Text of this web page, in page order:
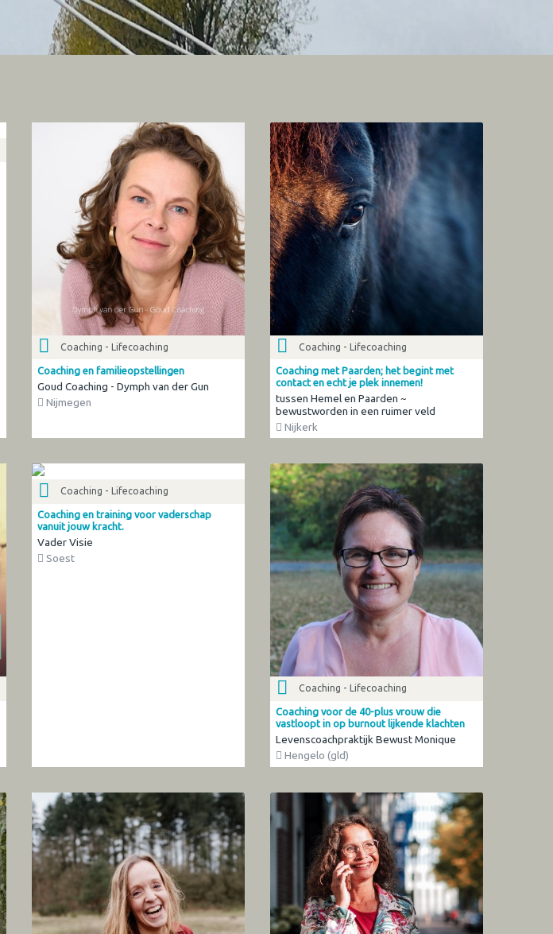
Coaching - Lifecoaching
Coaching en familieopstellingen
Goud Coaching - Dymph van der Gun
Nijmegen
Coaching - Lifecoaching
Coaching met Paarden; het begint met
contact en echt je plek innemen!
tussen Hemel en Paarden ~
bewustworden in een ruimer veld
Nijkerk
Coaching - Lifecoaching
Coaching en training voor vaderschap
vanuit jouw kracht.
Vader Visie
Soest
Coaching - Lifecoaching
Coaching voor de 40-plus vrouw die
vastloopt in op burnout lijkende klachten
Levenscoachpraktijk Bewust Monique
Hengelo (gld)